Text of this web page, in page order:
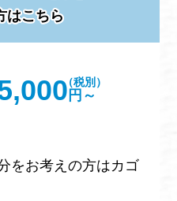
はこちら
円～
（税別）
をお考えの方はカゴ